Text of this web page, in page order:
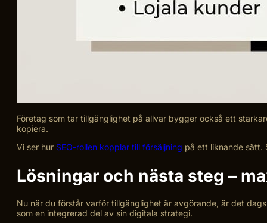
Företag som tar tillgänglighet på allvar bygger också ett
kopiera.
Vi ser hur SEO-rollen kopplar till försäljning på ett liknande sätt.
Lösningar och nästa steg –
Nu när du förstår varför tillgänglighet är avgörande, är det
som en integrerad del av sin digitala strategi.